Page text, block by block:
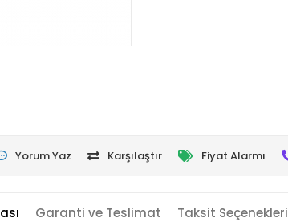
Yorum Yaz Karşılaştır Fiyat Alarmı
Garanti ve Teslimat Taksit Seçenekleri